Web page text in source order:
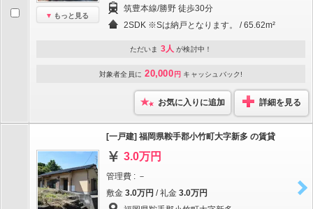
もっと見る
筑豊本線/勝野 徒歩30分
2SDK ※Sは納戸となります。 / 65.62m²
ただいま 3人 が検討中！
対象者全員に 20,000 円 キャッシュバック!
お気に入りに追加 詳細を見る
[一戸建] 福岡県鞍手郡小竹町大字新多 の賃貸
3.0万円
管理費 : －
敷金 3.0万円 / 礼金 3.0万円